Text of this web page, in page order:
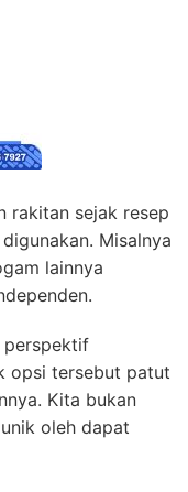
rakitan sejak resep
Misalnya
lainnya
perspektif
opsi tersebut patut
Kita bukan
oleh dapat